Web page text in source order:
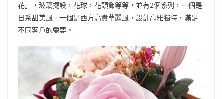
花」，玻璃擺設，花球，花頭飾等等，並有2個系列，一個是
日系甜美風，一個是西方高貴華麗風，設計高雅獨特，滿足
不同客戶的需要。